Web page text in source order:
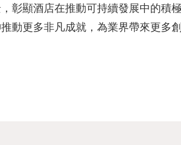
彰顯酒店在推動可持續發展中的積
動更多非凡成就，為業界帶來更多創